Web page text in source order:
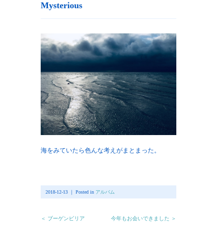
Mysterious
海をみていたら色んな考えがまとまった。
2018-12-13 ｜ Posted in アルバム
＜ ブーゲンビリア 今年もお会いできました ＞